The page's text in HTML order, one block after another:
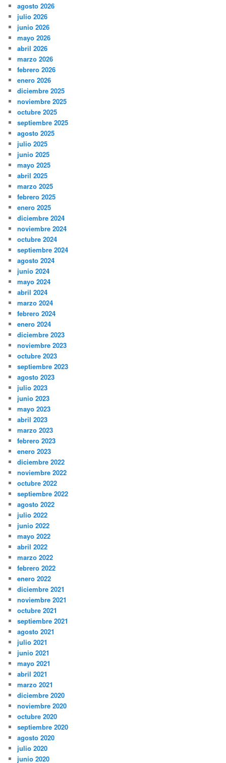
agosto 2026
julio 2026
junio 2026
mayo 2026
abril 2026
marzo 2026
febrero 2026
enero 2026
diciembre 2025
noviembre 2025
octubre 2025
septiembre 2025
agosto 2025
julio 2025
junio 2025
mayo 2025
abril 2025
marzo 2025
febrero 2025
enero 2025
diciembre 2024
noviembre 2024
octubre 2024
septiembre 2024
agosto 2024
junio 2024
mayo 2024
abril 2024
marzo 2024
febrero 2024
enero 2024
diciembre 2023
noviembre 2023
octubre 2023
septiembre 2023
agosto 2023
julio 2023
junio 2023
mayo 2023
abril 2023
marzo 2023
febrero 2023
enero 2023
diciembre 2022
noviembre 2022
octubre 2022
septiembre 2022
agosto 2022
julio 2022
junio 2022
mayo 2022
abril 2022
marzo 2022
febrero 2022
enero 2022
diciembre 2021
noviembre 2021
octubre 2021
septiembre 2021
agosto 2021
julio 2021
junio 2021
mayo 2021
abril 2021
marzo 2021
diciembre 2020
noviembre 2020
octubre 2020
septiembre 2020
agosto 2020
julio 2020
junio 2020